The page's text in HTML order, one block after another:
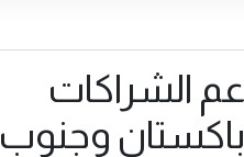
الشراكات
وجنوب